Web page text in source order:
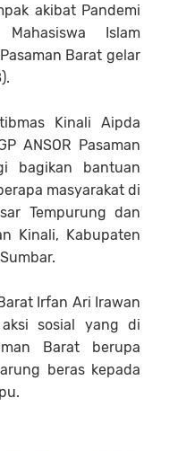
akibat Pandemi
Mahasiswa Islam
Barat gelar
Kinali Aipda
ANSOR Pasaman
bagikan bantuan
masyarakat di
Tempurung dan
Kinali, Kabupaten
Irfan Ari Irawan
sosial yang di
Barat berupa
beras kepada